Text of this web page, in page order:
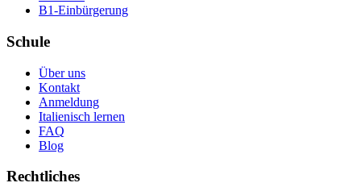
B1-Einbürgerung
Schule
Über uns
Kontakt
Anmeldung
Italienisch lernen
FAQ
Blog
Rechtliches